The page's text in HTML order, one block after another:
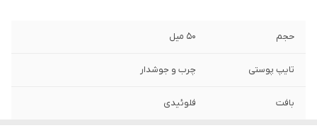
حجم 50 میل
تایپ پوستی چرب و جوشدار
بافت فلوئیدی